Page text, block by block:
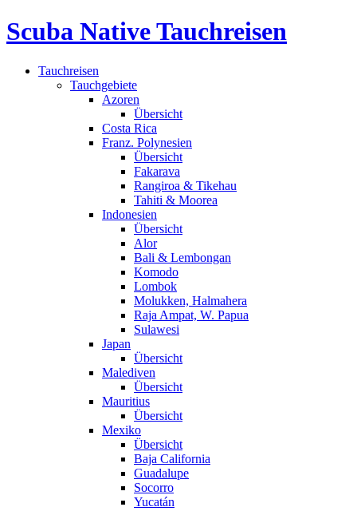
Scuba Native Tauchreisen
Tauchreisen
Tauchgebiete
Azoren
Übersicht
Costa Rica
Franz. Polynesien
Übersicht
Fakarava
Rangiroa & Tikehau
Tahiti & Moorea
Indonesien
Übersicht
Alor
Bali & Lembongan
Komodo
Lombok
Molukken, Halmahera
Raja Ampat, W. Papua
Sulawesi
Japan
Übersicht
Malediven
Übersicht
Mauritius
Übersicht
Mexiko
Übersicht
Baja California
Guadalupe
Socorro
Yucatán